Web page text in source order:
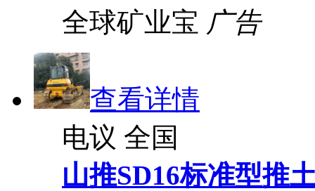
全球矿业宝 广告
查看详情
电议 全国
山推SD16标准型推